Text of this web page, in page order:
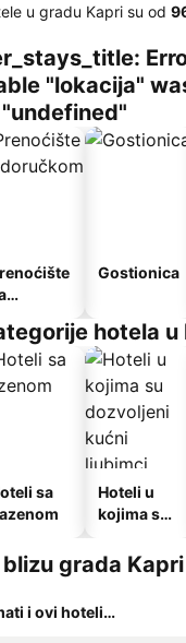
u gradu Kapri su od
"lokacija"
Gostionica
hotela u
sa
Hoteli u
kojima su
kućni
ljubimci
grada Kapri
i ovi hoteli…